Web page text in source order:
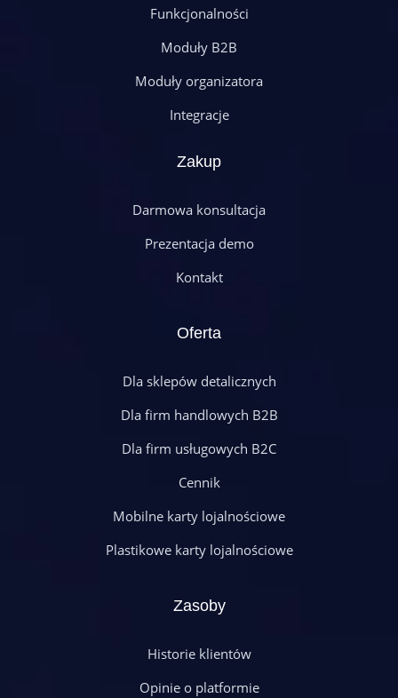
Funkcjonalności
Moduły B2B
Moduły organizatora
Integracje
Zakup
Darmowa konsultacja
Prezentacja demo
Kontakt
Oferta
Dla sklepów detalicznych
Dla firm handlowych B2B
Dla firm usługowych B2C
Cennik
Mobilne karty lojalnościowe
Plastikowe karty lojalnościowe
Zasoby
Historie klientów
Opinie o platformie